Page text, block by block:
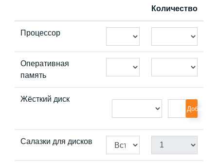
Количество
Процессор
Оперативная
память
Жёсткий диск
Добавить
Салазки для дисков